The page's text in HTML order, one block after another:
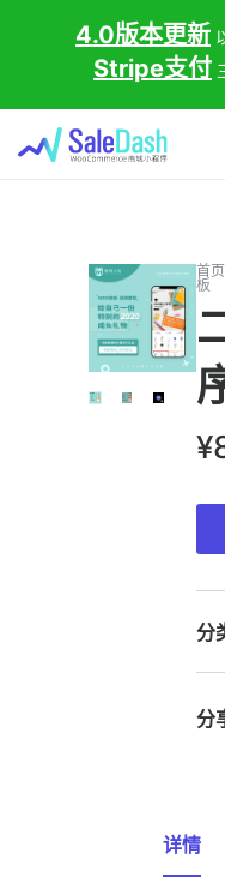
首页
板
¥
分
分
详情
4.0版本更新
Stripe支付